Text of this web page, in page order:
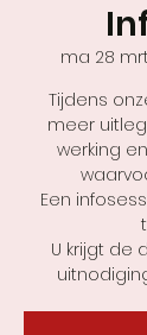
ma 28 mrt
Tijdens
meer
werking
Een
U krijgt de